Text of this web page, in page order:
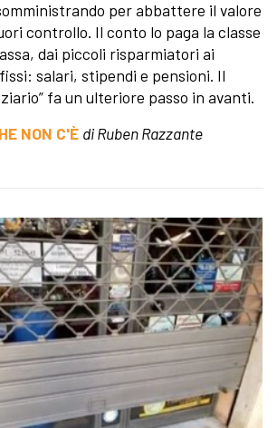
per abbattere il valore
controllo. Il conto lo paga la classe
dai piccoli risparmiatori ai
salari, stipendi e pensioni. Il
fa un ulteriore passo in avanti.
NON C'È di Ruben Razzante